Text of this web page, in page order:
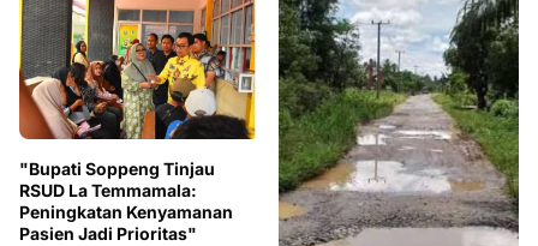
"Bupati Soppeng Tinjau
RSUD La Temmamala:
Peningkatan Kenyamanan
Pasien Jadi Prioritas"